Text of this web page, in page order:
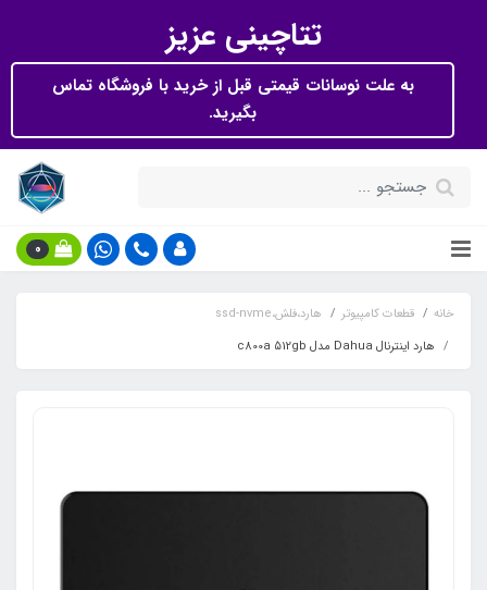
تتاچینی عزیز
به علت نوسانات قیمتی قبل از خرید با فروشگاه تماس
بگیرید.
0
خانه قطعات کامپیوتر
هارد،فلش،ssd-nvme
هارد اینترنال Dahua مدل c800a 512gb